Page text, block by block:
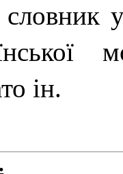
ін.